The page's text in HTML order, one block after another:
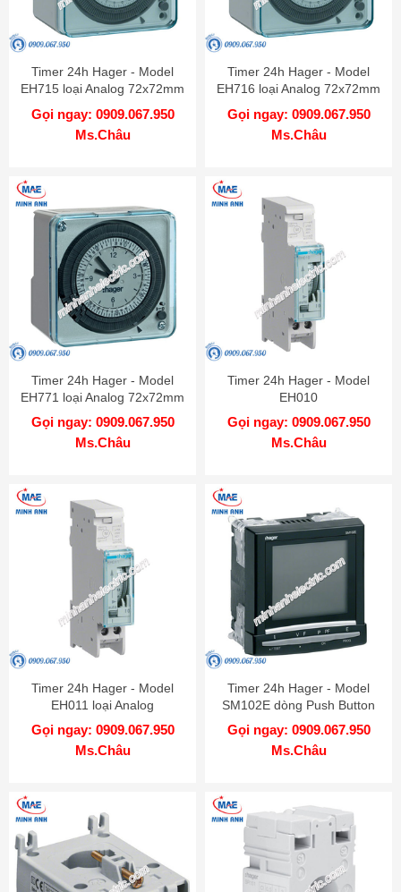
Timer 24h Hager - Model
EH715 loại Analog 72x72mm
Gọi ngay: 0909.067.950
Ms.Châu
Timer 24h Hager - Model
EH716 loại Analog 72x72mm
Gọi ngay: 0909.067.950
Ms.Châu
Timer 24h Hager - Model
EH771 loại Analog 72x72mm
Gọi ngay: 0909.067.950
Ms.Châu
Timer 24h Hager - Model
EH010
Gọi ngay: 0909.067.950
Ms.Châu
Timer 24h Hager - Model
EH011 loại Analog
Gọi ngay: 0909.067.950
Ms.Châu
Timer 24h Hager - Model
SM102E dòng Push Button
Gọi ngay: 0909.067.950
Ms.Châu